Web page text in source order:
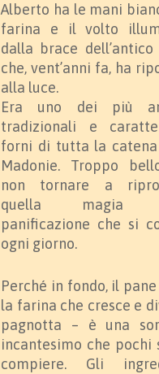
Alberto ha le mani
farina e il volto
dalla brace dell’antico
che, vent’anni fa, ha
alla luce.
Era uno dei più
tradizionali e
forni di tutta la
Madonie. Troppo
non tornare a
quella magia
panificazione che si
ogni giorno.
Perché in fondo, il pane
la farina che cresce e
pagnotta – è una
incantesimo che pochi
compiere. Gli